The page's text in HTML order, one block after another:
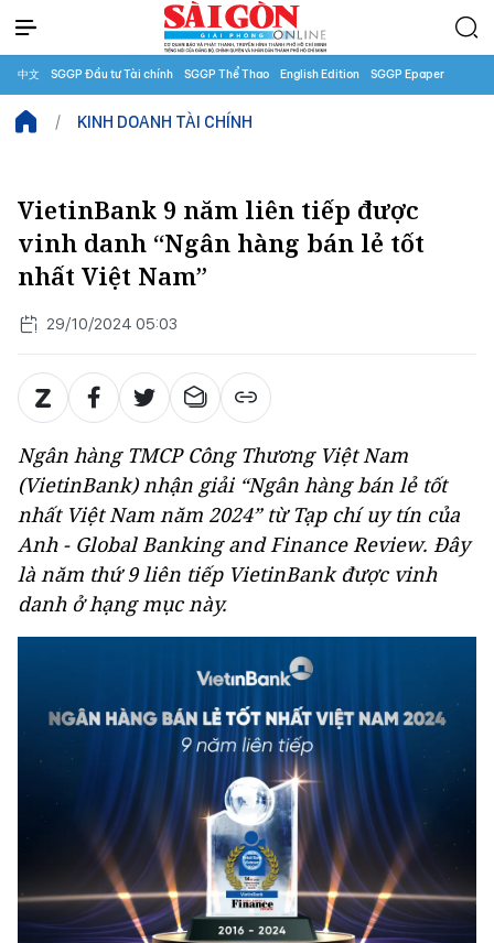
中文 SGGP Đầu tư Tài chính SGGP Thể Thao English Edition SGGP Epaper
KINH DOANH TÀI CHÍNH
VietinBank 9 năm liên tiếp được
vinh danh “Ngân hàng bán lẻ tốt
nhất Việt Nam”
29/10/2024 05:03
Ngân hàng TMCP Công Thương Việt Nam
(VietinBank) nhận giải “Ngân hàng bán lẻ tốt
nhất Việt Nam năm 2024” từ Tạp chí uy tín của
Anh - Global Banking and Finance Review. Đây
là năm thứ 9 liên tiếp VietinBank được vinh
danh ở hạng mục này.